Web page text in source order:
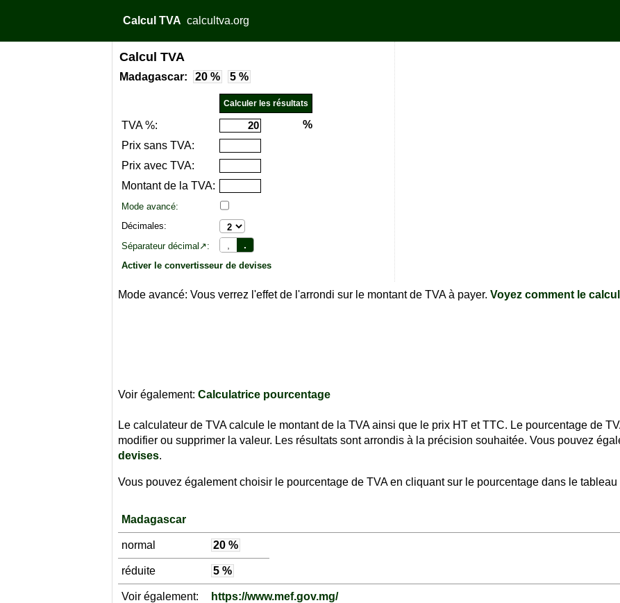
Calcul TVA calcultva.org
Calcul TVA
Madagascar: 20 % 5 %
TVA %:
%
Prix sans TVA:
Prix avec TVA:
Montant de la TVA:
Mode avancé:
Décimales:
Séparateur décimal↗:
.
Activer le convertisseur de devises
Mode avancé: Vous verrez l'effet de l'arrondi sur le montant de TVA à payer. Voyez comment le
Voir également: Calculatrice pourcentage
Le calculateur de TVA calcule le montant de la TVA ainsi que le prix HT et TTC. Le pourcentage de
modifier ou supprimer la valeur. Les résultats sont arrondis à la précision souhaitée. Vous pouvez
devises.
Vous pouvez également choisir le pourcentage de TVA en cliquant sur le pourcentage dans le tableau
Madagascar
normal 20 %
réduite 5 %
Voir également: https://www.mef.gov.mg/